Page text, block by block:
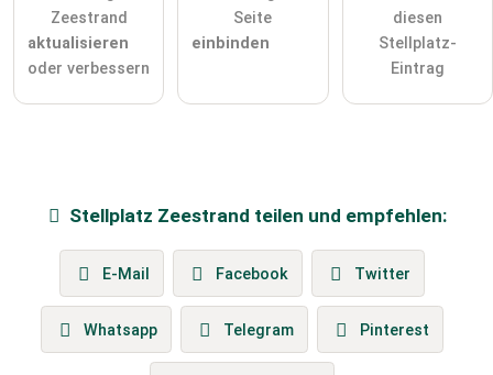
Zeestrand
aktualisieren
oder verbessern
Seite
einbinden
diesen
Stellplatz-
Eintrag
Stellplatz Zeestrand teilen und empfehlen:
E-Mail Facebook Twitter
Whatsapp Telegram Pinterest